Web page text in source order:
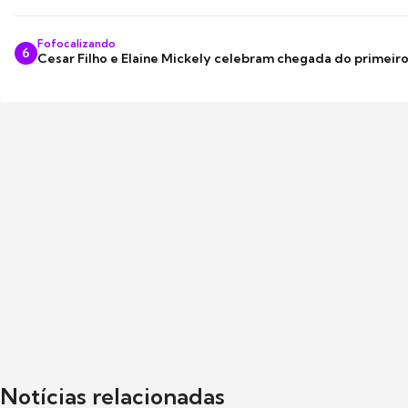
6
Fofocalizando
Cesar Filho e Elaine Mickely celebram chegada do
Notícias relacionadas